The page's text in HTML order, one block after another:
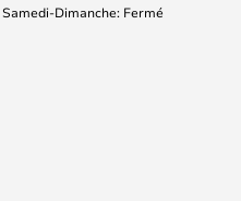
Samedi-Dimanche: Fermé